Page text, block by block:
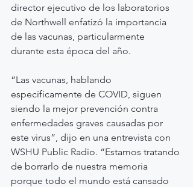
director ejecutivo de los laboratorios
de Northwell enfatizó la importancia
de las vacunas, particularmente
durante esta época del año.
“Las vacunas, hablando
específicamente de COVID, siguen
siendo la mejor prevención contra
enfermedades graves causadas por
este virus”, dijo en una entrevista con
WSHU Public Radio. “Estamos tratando
de borrarlo de nuestra memoria
porque todo el mundo está cansado